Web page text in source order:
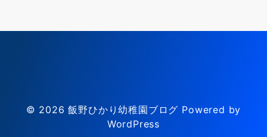
© 2026飯野ひかり幼稚園ブログ Powered by
WordPress